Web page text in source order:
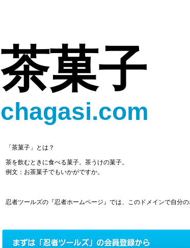
茶菓子
chagasi.com
「茶菓子」とは？
茶を飲むときに食べる菓子。茶うけの菓子。
例文：お茶菓子でもいかがですか。
忍者ツールズの『忍者ホームページ』では、このドメインで自分